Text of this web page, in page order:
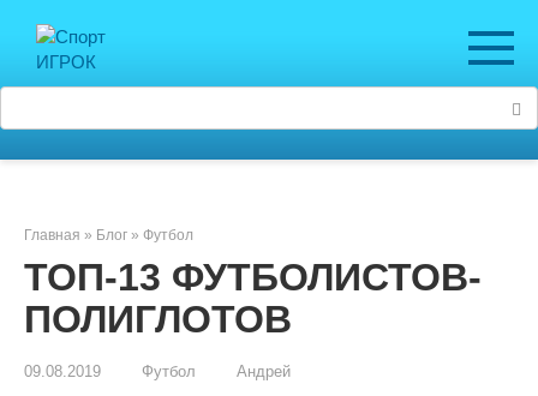
контенту
Главная » Блог » Футбол
ТОП-13 ФУТБОЛИСТОВ-
ПОЛИГЛОТОВ
09.08.2019 Футбол Андрей